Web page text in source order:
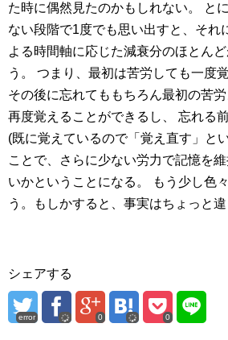
た時に偶然見たのかもしれない。
と
ない段階で1度でも思い出すと、それ
よる時間軸に応じた減衰分のほとん
う。
つまり、最初は苦労しても一度
その後に忘れてももちろん最初の苦
再度覚えることができるし、
忘れる
(既に覚えているので「覚え直す」と
ことで、さらに少ない労力で記憶を維
いかということになる。
もう少し色
う。もしかすると、事実はちょっと違
シェアする
error 0 0